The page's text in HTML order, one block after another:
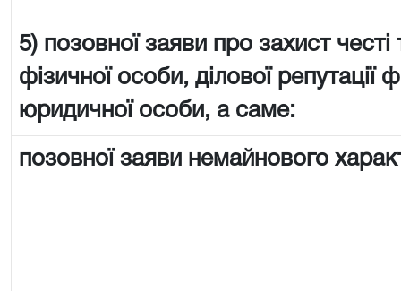
5) позовної заяви про захист честі
фізичної особи, ділової репутації
юридичної особи, а саме:
позовної заяви немайнового